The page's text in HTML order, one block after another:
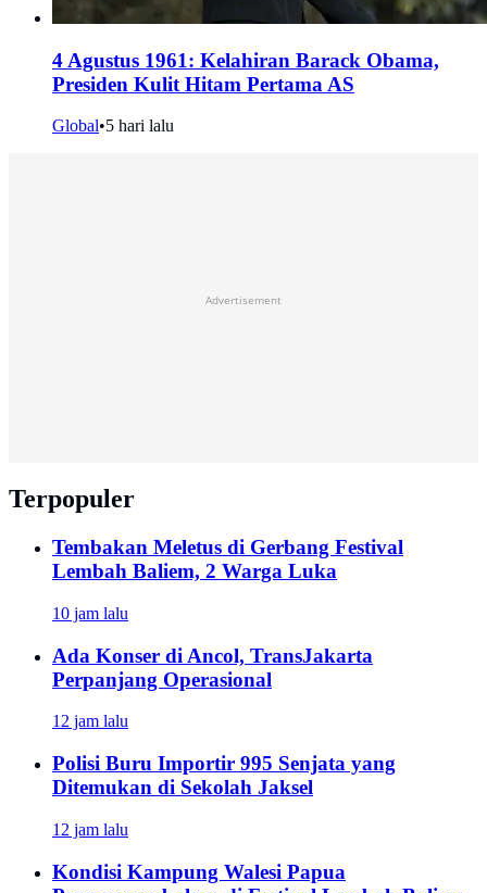
4 Agustus 1961: Kelahiran Barack Obama,
Presiden Kulit Hitam Pertama AS
Global•5 hari lalu
Advertisement
Terpopuler
Tembakan Meletus di Gerbang Festival
Lembah Baliem, 2 Warga Luka
10 jam lalu
Ada Konser di Ancol, TransJakarta
Perpanjang Operasional
12 jam lalu
Polisi Buru Importir 995 Senjata yang
Ditemukan di Sekolah Jaksel
12 jam lalu
Kondisi Kampung Walesi Papua